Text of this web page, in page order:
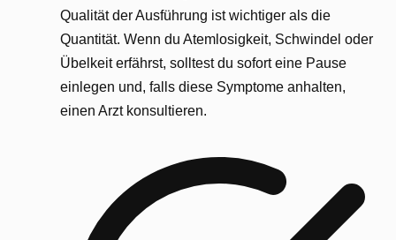
Qualität der Ausführung ist wichtiger als die
Quantität. Wenn du Atemlosigkeit, Schwindel oder
Übelkeit erfährst, solltest du sofort eine Pause
einlegen und, falls diese Symptome anhalten,
einen Arzt konsultieren.